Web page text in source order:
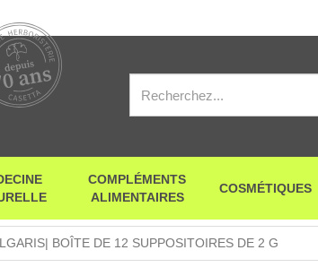
COMPLÉMENTS
ALIMENTAIRES
COSMÉTIQUES
BOÎTE DE 12 SUPPOSITOIRES DE 2 G